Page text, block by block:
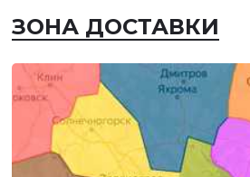
ЗОНА ДОСТАВКИ